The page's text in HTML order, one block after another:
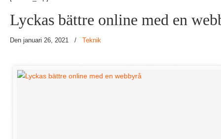
Lyckas bättre online med en
Den januari 26, 2021 / Teknik